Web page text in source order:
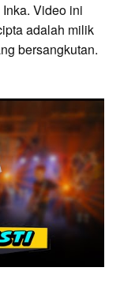
Video ini
adalah milik
bersangkutan.